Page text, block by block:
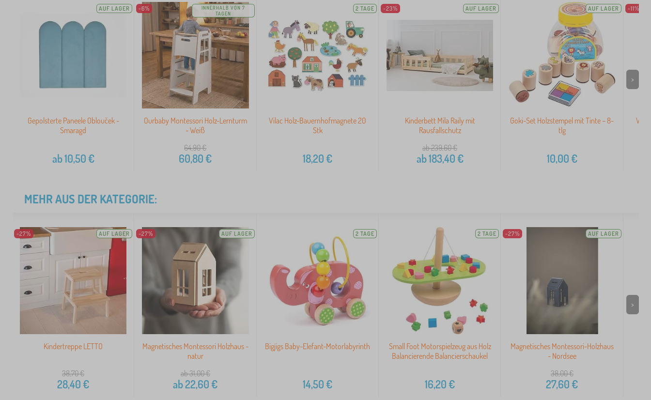
AUF LAGER
Gepolsterte Paneele Oblouček -
Smaragd
ab10,50€
-6%
INNERHALB VON 7
TAGEN
Ourbaby Montessori Holz-Lernturm
- Weiß
64,90€
60,80€
2 TAGE
Vilac Holz-Bauernhofmagnete 20
Stk
18,20€
-23% AUF LAGER
Kinderbett Mila Raily mit
Rausfallschutz
ab 239,60€
ab183,40€
AUF LAGER
Goki-Set Holzstempel mit Tinte – 8-
tlg
10,00€
-11%
>
MEHR AUS DER KATEGORIE:
-27% AUF LAGER
Kindertreppe LETTO
38,70€
28,40€
-27% AUF LAGER
Magnetisches Montessori Holzhaus -
natur
ab 31,00€
ab22,60€
2 TAGE
Bigjigs Baby-Elefant-Motorlabyrinth
14,50€
2 TAGE
Small Foot Motorspielzeug aus Holz
Balancierende Balancierschaukel
16,20€
-27% AUF LAGER
Magnetisches Montessori-Holzhaus
- Nordsee
38,00€
27,60€
>